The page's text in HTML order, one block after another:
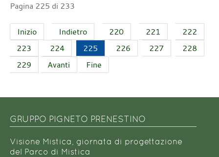
Pagina 225 di 233
Inizio Indietro 220 221
222
223
224 225 226 227
228
229
Avanti Fine
GRUPPO PIGNETO PRENESTINO
Visione Mistica, giornata di progettazione
del Parco di Mistica